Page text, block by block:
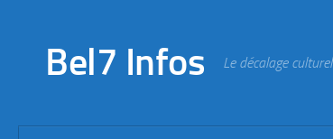
Bel7 Infos Le décalage culturel